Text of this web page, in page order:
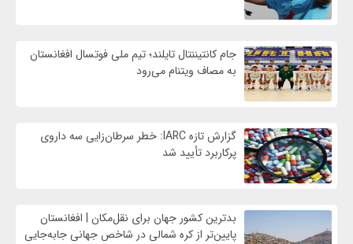
جام کانتیننتال تایلند؛ تیم ملی فوتسال افغانستان
به مصاف ویتنام می‌رود
گزارش تازه IARC: خطر سرطان‌زایی سه داروی
پرکاربرد تأیید شد
بدترین کشور جهان برای نقل‌مکان | افغانستان
پایین‌تر از کره شمالی در شاخص جهانی جابه‌جایی